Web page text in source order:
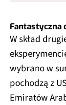
Fantastyczna
W skład
wybrano w
pochodzą z
Emiratów